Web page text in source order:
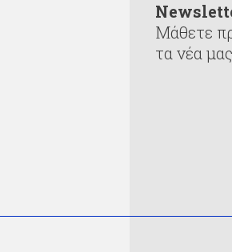
Μάθετε
τα νέα